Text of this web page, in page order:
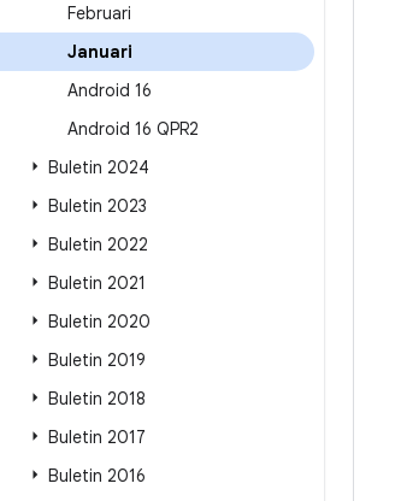
Februari
Januari
Android 16
Android 16 QPR2
Buletin 2024
Buletin 2023
Buletin 2022
Buletin 2021
Buletin 2020
Buletin 2019
Buletin 2018
Buletin 2017
Buletin 2016